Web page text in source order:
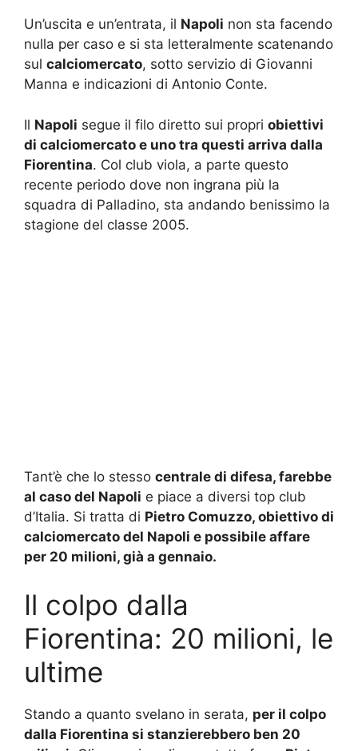
Un’uscita e un’entrata, il Napoli non sta facendo
nulla per caso e si sta letteralmente scatenando
sul calciomercato, sotto servizio di Giovanni
Manna e indicazioni di Antonio Conte.
Il Napoli segue il filo diretto sui propri obiettivi
di calciomercato e uno tra questi arriva dalla
Fiorentina. Col club viola, a parte questo
recente periodo dove non ingrana più la
squadra di Palladino, sta andando benissimo la
stagione del classe 2005.
Tant’è che lo stesso centrale di difesa, farebbe
al caso del Napoli e piace a diversi top club
d’Italia. Si tratta di Pietro Comuzzo, obiettivo di
calciomercato del Napoli e possibile affare
per 20 milioni, già a gennaio.
Il colpo dalla
Fiorentina: 20 milioni, le
ultime
Stando a quanto svelano in serata, per il colpo
dalla Fiorentina si stanzierebbero ben 20